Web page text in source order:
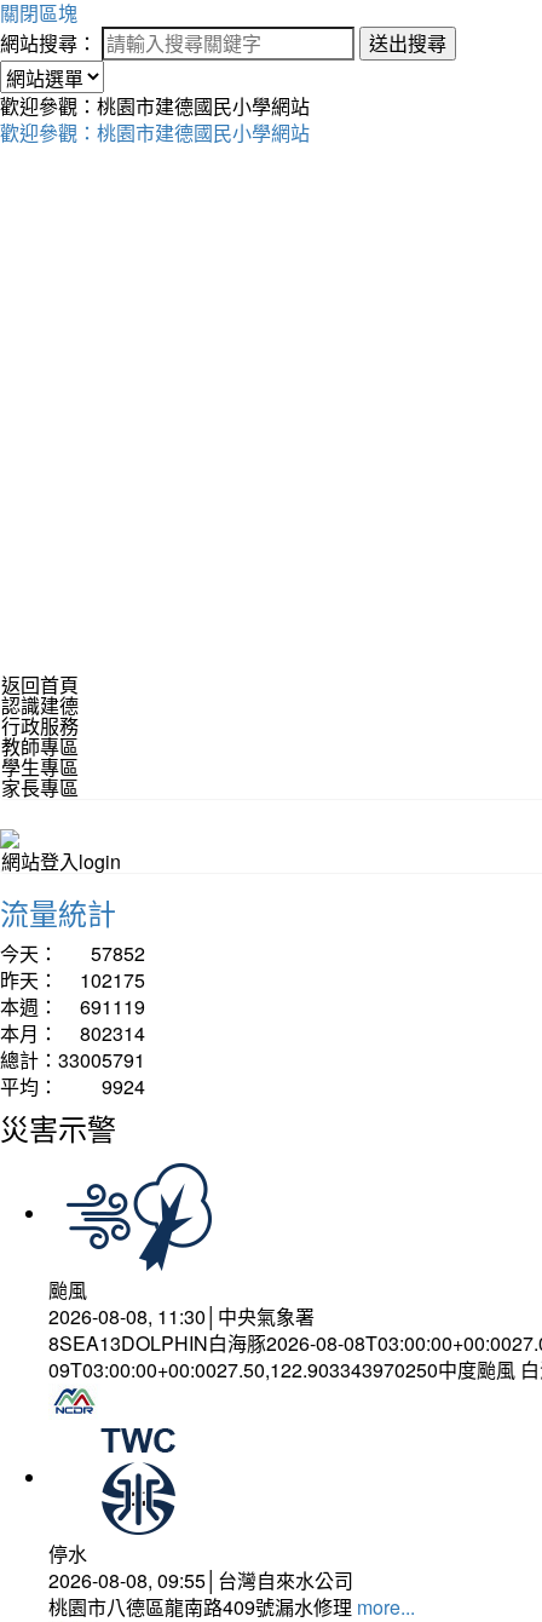
關閉區塊
網站搜尋：
送出搜尋
歡迎參觀：桃園市建德國民小學網站
歡迎參觀：桃園市建德國民小學網站
返回首頁
認識建德
行政服務
教師專區
學生專區
家長專區
網站登入login
流量統計
今天：
57852
昨天：
102175
本週：
691119
本月：
802314
總計： 33005791
平均：
9924
災害示警
颱風
2026-08-08, 11:30│中央氣象署
8SEA13DOLPHIN白海豚2026-08-
09T03:00:00+00:0027.50,122.903343970250中度颱風
停水
2026-08-08, 09:55│台灣自來水公司
桃園市八德區龍南路409號漏水修理 more...